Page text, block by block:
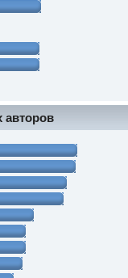
авторов